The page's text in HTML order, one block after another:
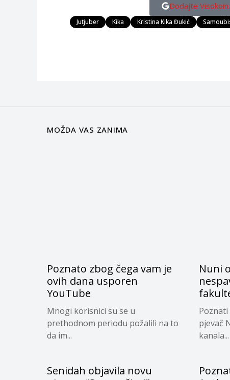
Dodajte
Jutjuber Kika Kristina Kika Đukić
MOŽDA VAS ZANIMA
Poznato zbog čega vam je
ovih dana usporen
YouTube
Mnogi korisnici su se u
prethodnom periodu požalili na to
da im...
Nuni
pjevač
kanala...
Senidah objavila novu